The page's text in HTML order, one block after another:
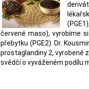
červené maso), vyrobíme
přebytku (PGE2). Dr.
prostaglandiny 2, vyrobené
svědčí o vyváženém podílu